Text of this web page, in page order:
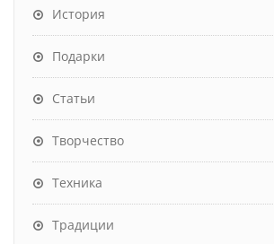
История
Подарки
Статьи
Творчество
Техника
Традиции